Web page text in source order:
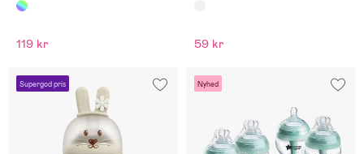
119 kr 59 kr
Supergod pris Nyhed